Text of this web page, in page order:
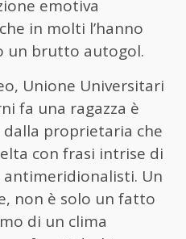
emotiva
in molti l’hanno
un brutto autogol.
Unione Universitari
fa una ragazza è
dalla proprietaria che
con frasi intrise di
antimeridionalisti. Un
non è solo un fatto
di un clima